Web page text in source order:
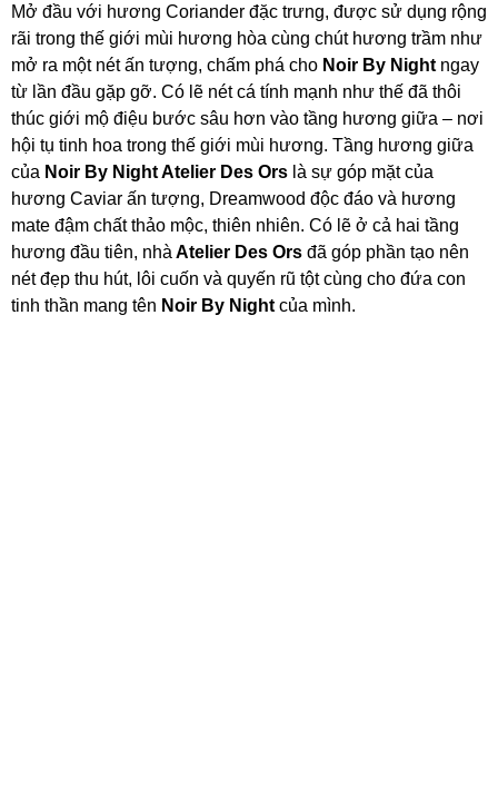
Mở đầu với hương Coriander đặc trưng, được sử dụng rộng
rãi trong thế giới mùi hương hòa cùng chút hương trầm như
mở ra một nét ấn tượng, chấm phá cho Noir By Night ngay
từ lần đầu gặp gỡ. Có lẽ nét cá tính mạnh như thế đã thôi
thúc giới mộ điệu bước sâu hơn vào tầng hương giữa – nơi
hội tụ tinh hoa trong thế giới mùi hương. Tầng hương giữa
của Noir By Night Atelier Des Ors là sự góp mặt của
hương Caviar ấn tượng, Dreamwood độc đáo và hương
mate đậm chất thảo mộc, thiên nhiên. Có lẽ ở cả hai tầng
hương đầu tiên, nhà Atelier Des Ors đã góp phần tạo nên
nét đẹp thu hút, lôi cuốn và quyến rũ tột cùng cho đứa con
tinh thần mang tên Noir By Night của mình.